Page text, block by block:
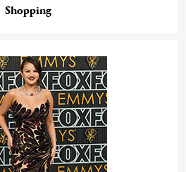
Shopping